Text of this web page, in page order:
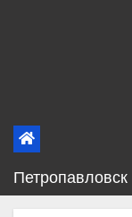
Петропавловск